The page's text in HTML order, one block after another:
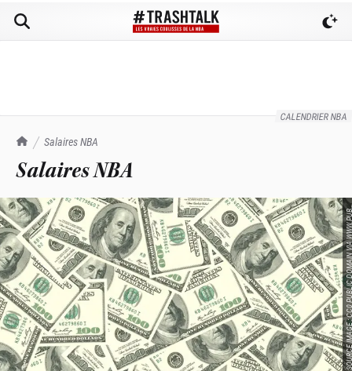
CALENDRIER NBA
TrashTalk Actu NBA
Salaires NBA
Salaires NBA